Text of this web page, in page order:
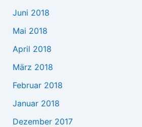
Juni 2018
Mai 2018
April 2018
März 2018
Februar 2018
Januar 2018
Dezember 2017